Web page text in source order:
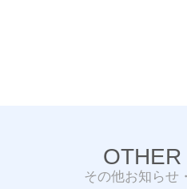
その他お知らせ